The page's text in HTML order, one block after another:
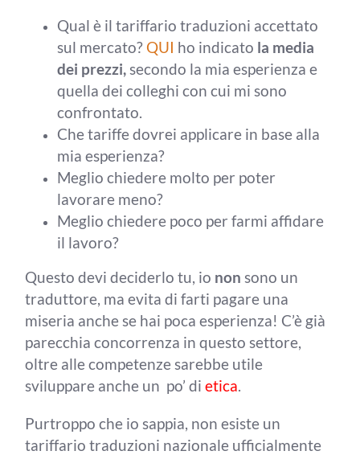
Qual è il tariffario traduzioni accettato
sul mercato? QUI ho indicato la media
dei prezzi,secondo la mia esperienza e
quella dei colleghi con cui mi sono
confrontato.
Che tariffe dovrei applicare in base alla
mia esperienza?
Meglio chiedere molto per poter
lavorare meno?
Meglio chiedere poco per farmi affidare
il lavoro?
Questo devi deciderlo tu, io non sono un
traduttore, ma evita di farti pagare una
miseria anche se hai poca esperienza! C’è già
parecchia concorrenza in questo settore,
oltre alle competenze sarebbe utile
sviluppare anche un po’ dietica.
Purtroppo che io sappia, non esiste un
tariffario traduzioni nazionale ufficialmente